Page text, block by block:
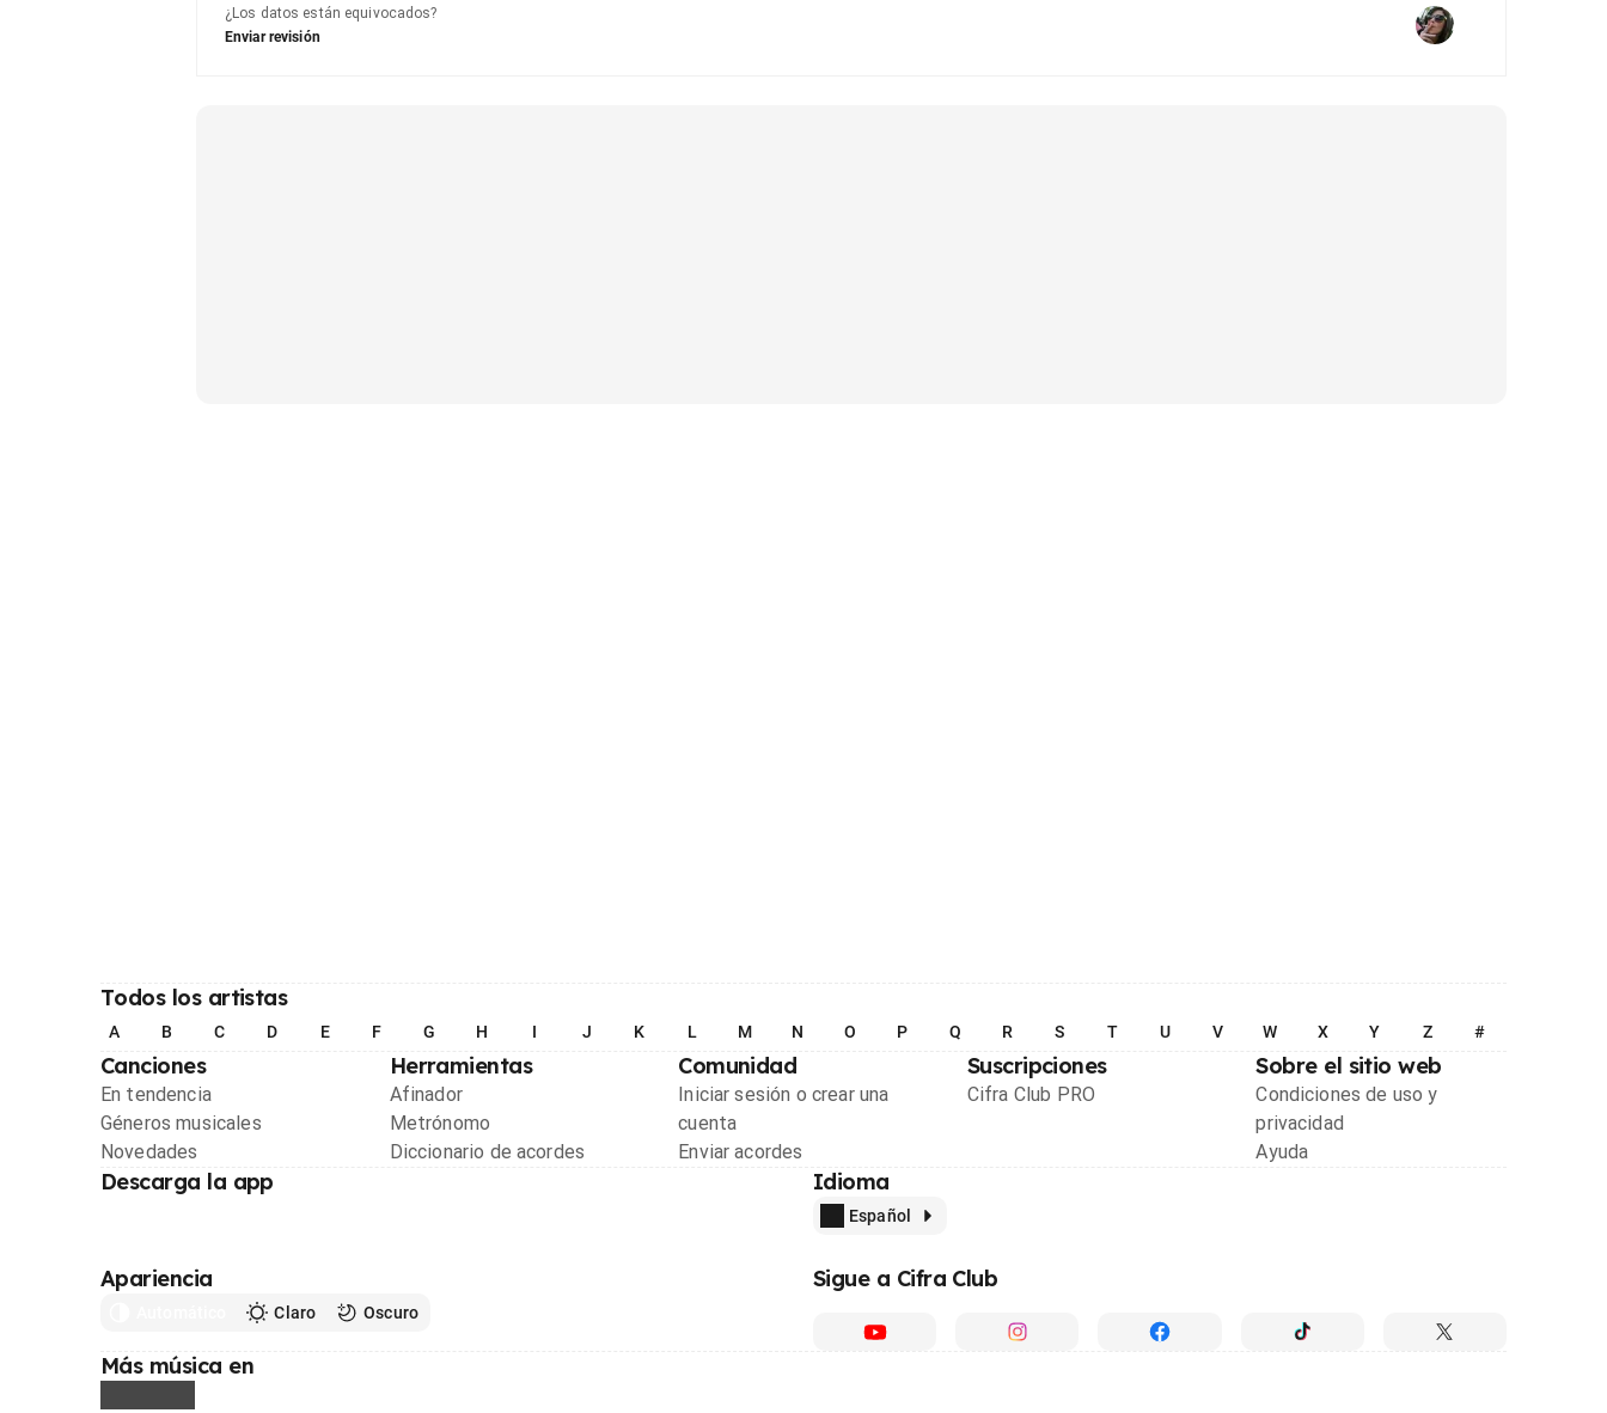
¿Los datos están equivocados?
Enviar revisión
Todos los artistas
A B C D E F G H I J K L M N O P Q R S T U V W X Y Z #
Canciones
En tendencia
Géneros musicales
Novedades
Herramientas
Afinador
Metrónomo
Diccionario de acordes
Comunidad
Iniciar sesión o crear una
cuenta
Enviar acordes
Suscripciones
Cifra Club PRO
Sobre el sitio web
Condiciones de uso y
privacidad
Ayuda
Descarga la app Idioma
Español
Apariencia
Claro Oscuro
Sigue a Cifra Club
Más música en